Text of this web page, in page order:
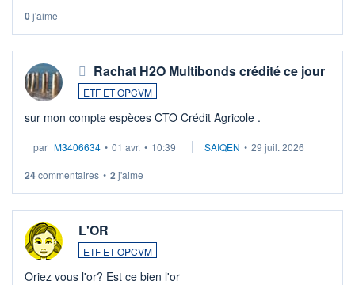
0j'aime
Rachat H2O Multibonds crédité ce jour
ETF ET OPCVM
sur mon compte espèces CTO Crédit Agricole .
par M3406634 • 01 avr. • 10:39 SAIQEN • 29 juil. 2026
24commentaires • 2 j'aime
L'OR
ETF ET OPCVM
Oriez vous l'or? Est ce bien l'or